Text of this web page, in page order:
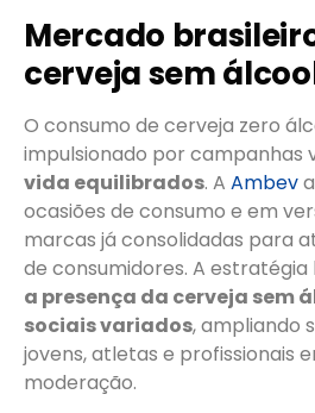
Mercado
cerveja sem
O consumo de cerveja zero
impulsionado por campanhas
vida equilibrados. A Ambev
ocasiões de consumo e em
marcas já consolidadas para
de consumidores. A estratégia
a presença da cerveja sem
sociais variados, ampliando
jovens, atletas e profissionais
moderação.